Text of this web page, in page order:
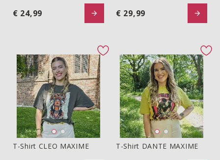
€ 24,99 € 29,99
favorite button
T-shirt CLEO MAXIME
T-Shirt CLEO MAXIME T-shirt DANTE MAXIME
T-Shirt DANTE MAXIME